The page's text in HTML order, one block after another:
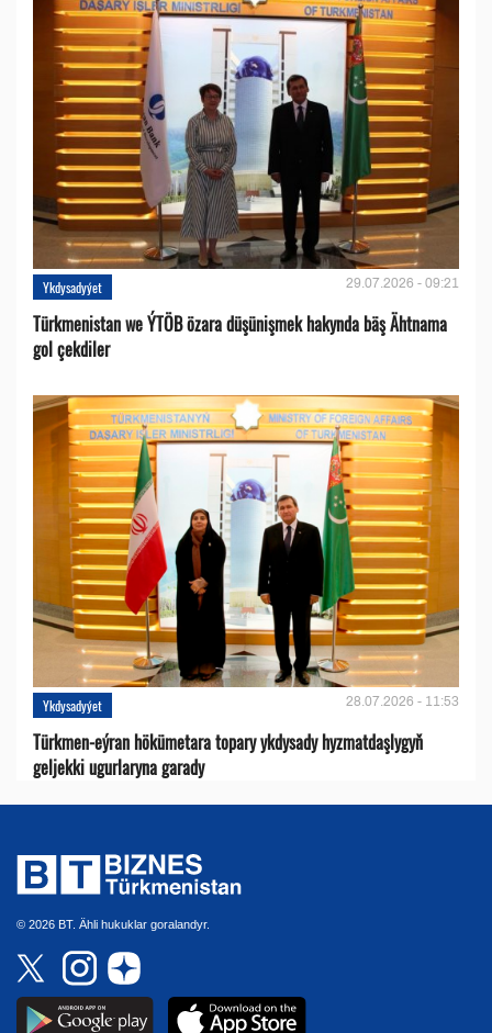
Ykdysadyýet 29.07.2026 - 09:21
Türkmenistan we ÝTÖB özara düşünişmek hakynda bäş Ähtnama
gol çekdiler
Ykdysadyýet 28.07.2026 - 11:53
Türkmen-eýran hökümetara topary ykdysady hyzmatdaşlygyň
geljekki ugurlaryna garady
© 2026 BT. Ähli hukuklar goralandyr.